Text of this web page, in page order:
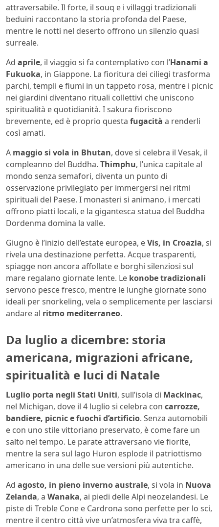
attraversabile. Il forte, il souq e i villaggi tradizionali
beduini raccontano la storia profonda del Paese,
mentre le notti nel deserto offrono un silenzio quasi
surreale.
Ad aprile, il viaggio si fa contemplativo con l’Hanami a
Fukuoka, in Giappone. La fioritura dei ciliegi trasforma
parchi, templi e fiumi in un tappeto rosa, mentre i picnic
nei giardini diventano rituali collettivi che uniscono
spiritualità e quotidianità. I sakura fioriscono
brevemente, ed è proprio questa fugacità a renderli
così amati.
A maggio si vola in Bhutan, dove si celebra il Vesak, il
compleanno del Buddha. Thimphu, l’unica capitale al
mondo senza semafori, diventa un punto di
osservazione privilegiato per immergersi nei ritmi
spirituali del Paese. I monasteri si animano, i mercati
offrono piatti locali, e la gigantesca statua del Buddha
Dordenma domina la valle.
Giugno è l’inizio dell’estate europea, eVis, in Croazia, si
rivela una destinazione perfetta. Acque trasparenti,
spiagge non ancora affollate e borghi silenziosi sul
mare regalano giornate lente. Le konobe tradizionali
servono pesce fresco, mentre le lunghe giornate sono
ideali per snorkeling, vela o semplicemente per lasciarsi
andare al ritmo mediterraneo.
Da luglio a dicembre: storia
americana, migrazioni africane,
spiritualità e luci di Natale
Luglio porta negli Stati Uniti, sull’isola di Mackinac,
nel Michigan, dove il 4 luglio si celebra con carrozze,
bandiere, picnic e fuochi d’artificio. Senza automobili
e con uno stile vittoriano preservato, è come fare un
salto nel tempo. Le parate attraversano vie fiorite,
mentre la sera sul lago Huron esplode il patriottismo
americano in una delle sue versioni più autentiche.
Ad agosto, in pieno inverno australe, si vola in Nuova
Zelanda, a Wanaka, ai piedi delle Alpi neozelandesi. Le
piste di Treble Cone e Cardrona sono perfette per lo sci,
mentre il centro città vive un’atmosfera viva tra caffè,